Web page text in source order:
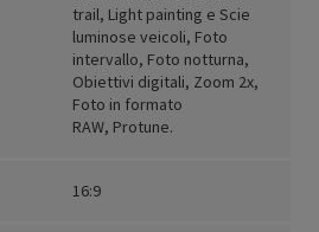
trail, Light painting e Scie
luminose veicoli, Foto
intervallo, Foto notturna,
Obiettivi digitali, Zoom 2x,
Foto in formato
RAW, Protune.
16:9